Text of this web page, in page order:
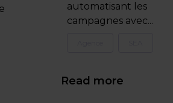
automatisant les
campagnes avec...
Read more